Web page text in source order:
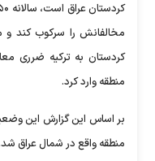
مخالفانش را سرکوب کند
منطقه وارد کرد.
بر اساس این گزارش این
منطقه واقع در شمال عراق